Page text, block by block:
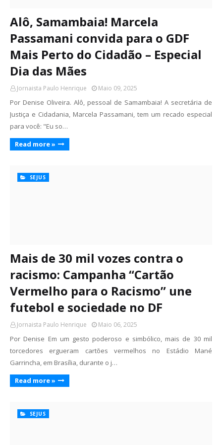
Alô, Samambaia! Marcela
Passamani convida para o GDF
Mais Perto do Cidadão – Especial
Dia das Mães
Jornaista Paulo Henrique Maio 09, 2025
Por Denise Oliveira. Alô, pessoal de Samambaia! A secretária de
Justiça e Cidadania, Marcela Passamani, tem um recado especial
para você: "Eu so…
Read more »
SEJUS
Mais de 30 mil vozes contra o
racismo: Campanha “Cartão
Vermelho para o Racismo” une
futebol e sociedade no DF
Jornaista Paulo Henrique Maio 06, 2025
Por Denise Em um gesto poderoso e simbólico, mais de 30 mil
torcedores ergueram cartões vermelhos no Estádio Mané
Garrincha, em Brasília, durante o j…
Read more »
SEJUS